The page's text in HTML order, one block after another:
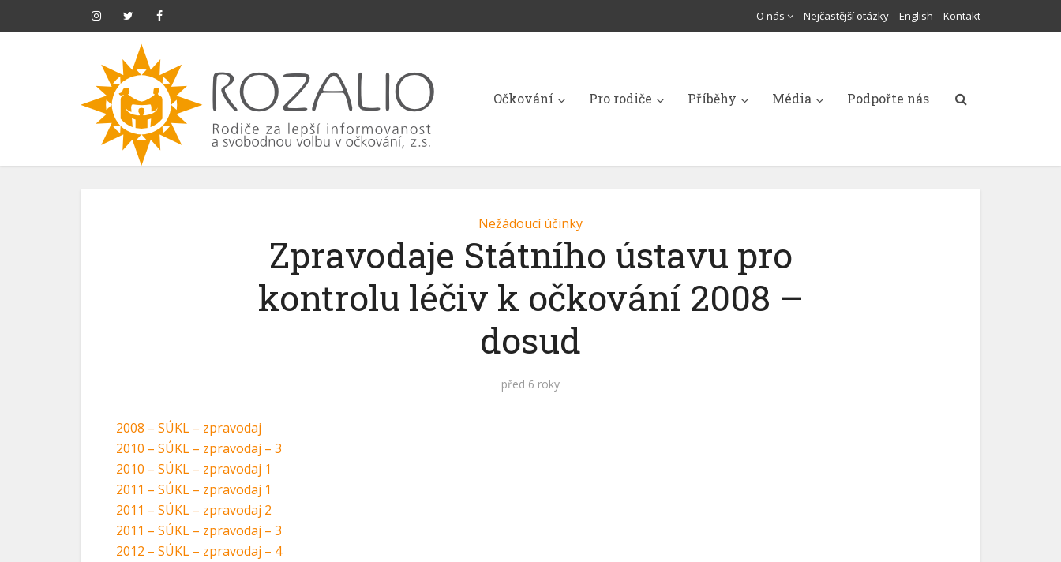
O nás Nejčastější otázky English Kontakt
Očkování Pro rodiče Příběhy Média Podpořte nás
Nežádoucí účinky
Zpravodaje Státního ústavu pro
kontrolu léčiv k očkování 2008 –
dosud
před 6 roky
2008 – SÚKL – zpravodaj
2010 – SÚKL – zpravodaj – 3
2010 – SÚKL – zpravodaj 1
2011 – SÚKL – zpravodaj 1
2011 – SÚKL – zpravodaj 2
2011 – SÚKL – zpravodaj – 3
2012 – SÚKL – zpravodaj – 4